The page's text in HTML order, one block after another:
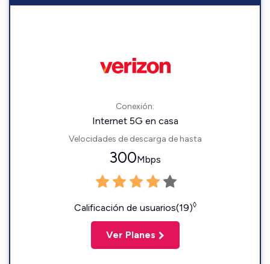
Conexión:
Internet 5G en casa
Velocidades de descarga de hasta
300Mbps
Calificación de usuarios(19)◊
Ver Planes